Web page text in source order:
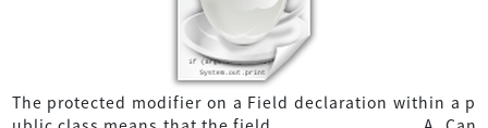
The protected modifier on a Field declaration within a p